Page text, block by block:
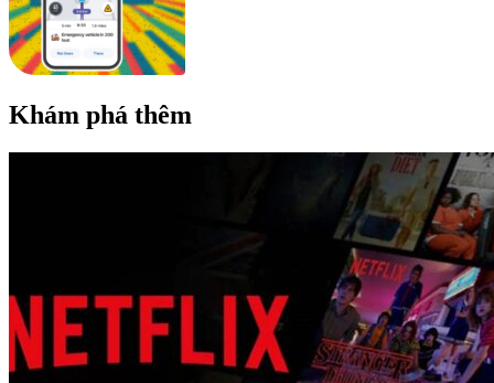
Khám phá thêm